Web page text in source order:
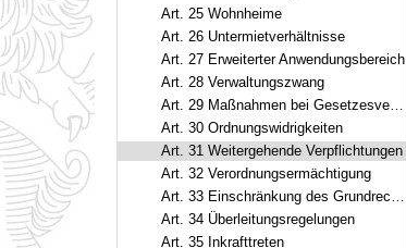
Art. 25 Wohnheime
Art. 26 Untermietverhältnisse
Art. 27 Erweiterter Anwendungsbereich
Art. 28 Verwaltungszwang
Art. 29 Maßnahmen bei Gesetzesverstößen
Art. 30 Ordnungswidrigkeiten
Art. 31 Weitergehende Verpflichtungen
Art. 32 Verordnungsermächtigung
Art. 33 Einschränkung des Grundrechts der Unverletzlichkeit der Wohnung
Art. 34 Überleitungsregelungen
Art. 35 Inkrafttreten